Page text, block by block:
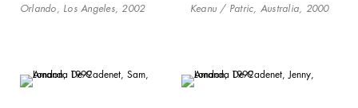
Orlando, Los Angeles, 2002 Keanu / Patric, Australia, 2000